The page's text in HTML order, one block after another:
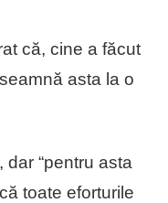
că, cine a făcut
asta la o
“pentru asta
toate eforturile